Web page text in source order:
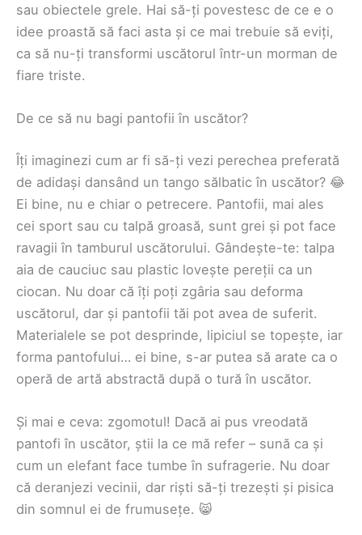
sau obiectele grele. Hai să-ți povestesc de ce e o
idee proastă să faci asta și ce mai trebuie să eviți,
ca să nu-ți transformi uscătorul într-un morman de
fiare triste.
De ce să nu bagi pantofii în uscător?
Îți imaginezi cum ar fi să-ți vezi perechea preferată
de adidași dansând un tango sălbatic în uscător? 😂
Ei bine, nu e chiar o petrecere. Pantofii, mai ales
cei sport sau cu talpă groasă, sunt grei și pot face
ravagii în tamburul uscătorului. Gândește-te: talpa
aia de cauciuc sau plastic lovește pereții ca un
ciocan. Nu doar că îți poți zgâria sau deforma
uscătorul, dar și pantofii tăi pot avea de suferit.
Materialele se pot desprinde, lipiciul se topește, iar
forma pantofului… ei bine, s-ar putea să arate ca o
operă de artă abstractă după o tură în uscător.
Și mai e ceva: zgomotul! Dacă ai pus vreodată
pantofi în uscător, știi la ce mă refer – sună ca și
cum un elefant face tumbe în sufragerie. Nu doar
că deranjezi vecinii, dar riști să-ți trezești și pisica
din somnul ei de frumusețe. 😸